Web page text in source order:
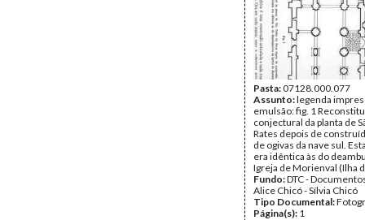
Pasta:07128.000.077
Assunto:legenda
emulsão: fig. 1
conjectural da planta de
Rates depois de
de ogivas da nave sul.
era idêntica às do
Igreja de Morienval (Ilha
Fundo:DTC -
Alice Chicó - Sílvia Chicó
Tipo Documental:
Página(s): 1